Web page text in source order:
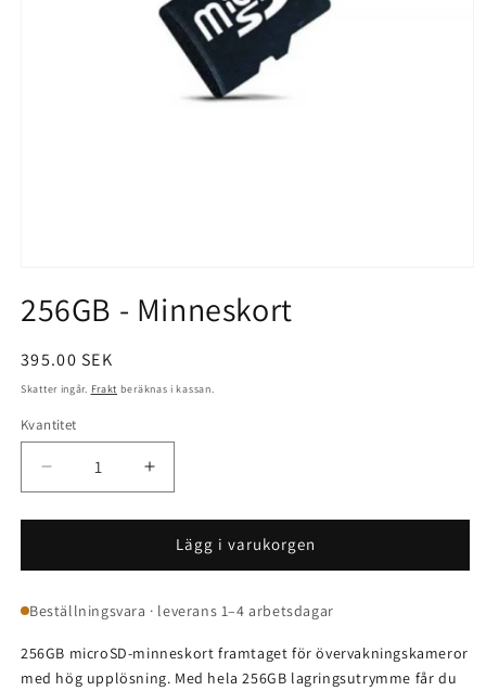
1
i256GB - Minneskort
Ordinarie
pris
395.00 SEK
Skatter ingår. Frakt beräknas i kassan.
Kvantitet
Kvantitet
Minska
kvantitet
för
-
Öka
kvantitet
för
256GB
-
Lägg i varukorgen
Beställningsvara · leverans 1–4 arbetsdagar
256GB microSD-minneskort framtaget för övervakningskameror
med hög upplösning. Med hela 256GB lagringsutrymme får du